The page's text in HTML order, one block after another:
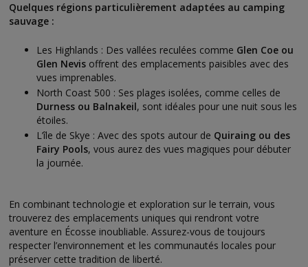
Quelques régions particulièrement adaptées au camping
sauvage :
Les Highlands : Des vallées reculées comme Glen Coe ou
Glen Nevis offrent des emplacements paisibles avec des
vues imprenables.
North Coast 500 : Ses plages isolées, comme celles de
Durness ou Balnakeil, sont idéales pour une nuit sous les
étoiles.
L’île de Skye : Avec des spots autour de Quiraing ou des
Fairy Pools, vous aurez des vues magiques pour débuter
la journée.
En combinant technologie et exploration sur le terrain, vous
trouverez des emplacements uniques qui rendront votre
aventure en Écosse inoubliable. Assurez-vous de toujours
respecter l’environnement et les communautés locales pour
préserver cette tradition de liberté.